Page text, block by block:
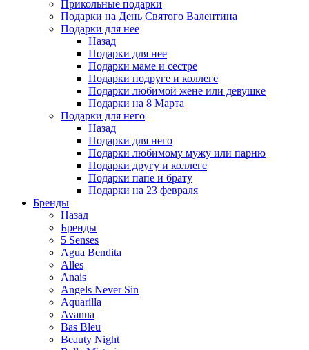
Прикольные подарки
Подарки на День Святого Валентина
Подарки для нее
Назад
Подарки для нее
Подарки маме и сестре
Подарки подруге и коллеге
Подарки любимой жене или девушке
Подарки на 8 Марта
Подарки для него
Назад
Подарки для него
Подарки любимому мужу или парню
Подарки другу и коллеге
Подарки папе и брату
Подарки на 23 февраля
Бренды
Назад
Бренды
5 Senses
Agua Bendita
Alles
Anais
Angels Never Sin
Aquarilla
Avanua
Bas Bleu
Beauty Night